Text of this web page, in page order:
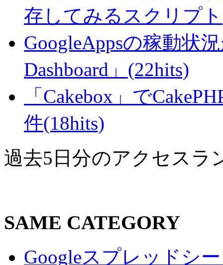
存してみるスクリプ
GoogleAppsの稼動状
Dashboard」(22hits)
「Cakebox」で
件(18hits)
過去5日分のアクセスラ
SAME CATEGORY
Googleスプレッドシ